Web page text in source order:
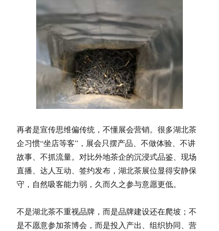
再者是宣传思维偏传统，不懂展会营销。很多湖北茶
企习惯“坐店等客”，展会只摆产品、不做体验、不讲
故事、不抓流量。对比外地茶企的沉浸式品鉴、现场
直播、达人互动、签约发布，湖北茶展位显得安静保
守，自然吸客能力弱，久而久之参与意愿更低。
不是湖北茶不重视品牌，而是品牌建设还在爬坡；不
是不愿意参加茶博会，而是投入产出、组织协同、营